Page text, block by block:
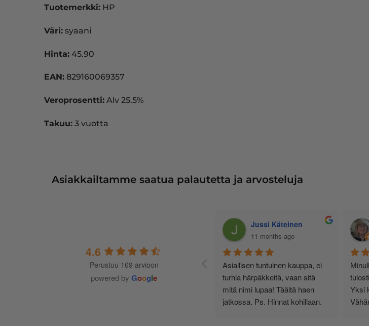
Tuotemerkki: HP
Väri: syaani
Hinta: 45.90
EAN: 829160069357
Veroprosentti: Alv 25.5%
Takuu: 3 vuotta
Asiakkailtamme saatua palautetta ja arvosteluja
4.6
Perustuu 169 arvioon
powered by Google
Jussi Käteinen
11 months ago
Asiallisen tuntuinen kauppa, ei
turhia härpäkkeitä, vaan sitä
mitä nimi lupaa! Täältä haen
jatkossa. Ps. Hinnat kohillaan.
Yksi